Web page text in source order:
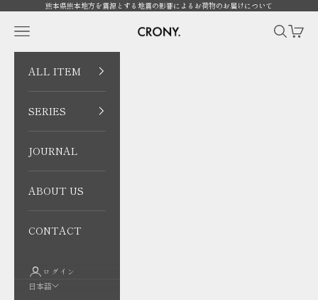
コンテンツへスキップ
熊本県熊本地方を震源とする地震の影響によるお荷物のお届けについて
CRONY. ONLINE
メニューを開く 検索を開
カー
ALL ITEM
SERIES
JOURNAL
ABOUT US
CONTACT
ログイン
日本語